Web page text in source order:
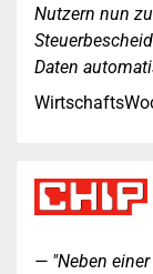
Nutzern nun
Daten
"Neben